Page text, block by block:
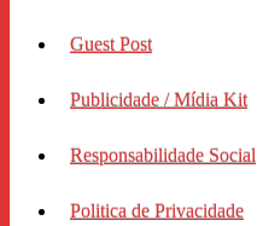
Guest Post
Publicidade / Mídia Kit
Responsabilidade Social
Politica de Privacidade